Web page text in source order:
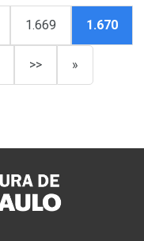
1.669 1.670
>> »